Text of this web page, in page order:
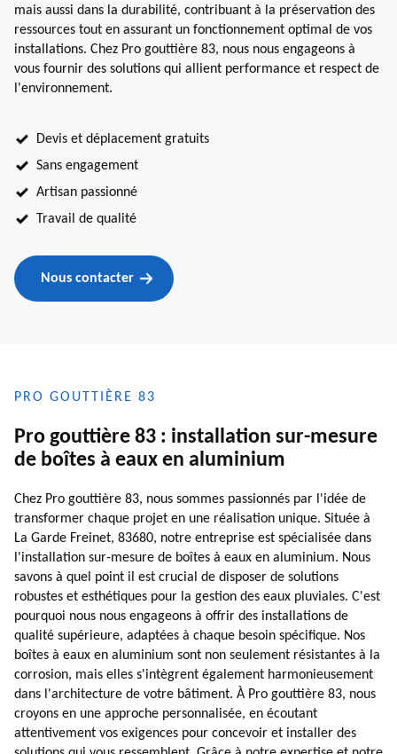
mais aussi dans la durabilité, contribuant à la préservation des
ressources tout en assurant un fonctionnement optimal de vos
installations. Chez Pro gouttière 83, nous nous engageons à
vous fournir des solutions qui allient performance et respect de
l'environnement.
Devis et déplacement gratuits
Sans engagement
Artisan passionné
Travail de qualité
Nous contacter
PRO GOUTTIÈRE 83
Pro gouttière 83 : installation sur-mesure
de boîtes à eaux en aluminium
Chez Pro gouttière 83, nous sommes passionnés par l'idée de
transformer chaque projet en une réalisation unique. Située à
La Garde Freinet, 83680, notre entreprise est spécialisée dans
l'installation sur-mesure de boîtes à eaux en aluminium. Nous
savons à quel point il est crucial de disposer de solutions
robustes et esthétiques pour la gestion des eaux pluviales. C'est
pourquoi nous nous engageons à offrir des installations de
qualité supérieure, adaptées à chaque besoin spécifique. Nos
boîtes à eaux en aluminium sont non seulement résistantes à la
corrosion, mais elles s'intègrent également harmonieusement
dans l'architecture de votre bâtiment. À Pro gouttière 83, nous
croyons en une approche personnalisée, en écoutant
attentivement vos exigences pour concevoir et installer des